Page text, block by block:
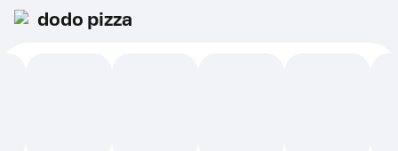
dodo pizza